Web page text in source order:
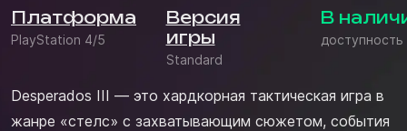
Платформа
PlayStation 4/5
Версия
игры
Standard
В
доступность
Desperados III — это хардкорная тактическая игра в
жанре «стелс» с захватывающим сюжетом, события